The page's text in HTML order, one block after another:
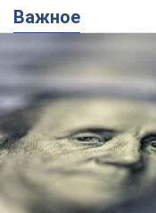
Важное